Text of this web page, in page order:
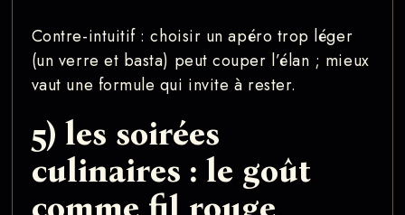
Contre-intuitif : choisir un apéro trop léger
(un verre et basta) peut couper l’élan ; mieux
vaut une formule qui invite à rester.
5) les soirées
culinaires : le goût